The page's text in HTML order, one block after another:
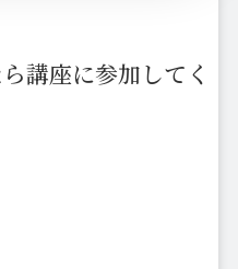
講座に参加してく